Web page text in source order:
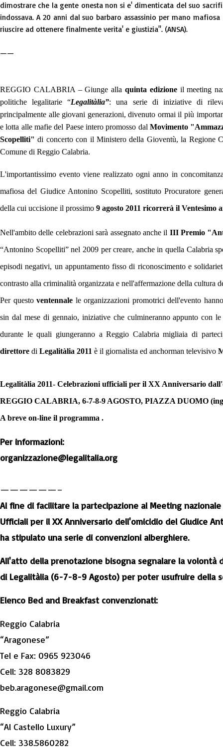
dimostrare che la gente onesta non si e' dimenticata del suo
indossava. A 20 anni dal suo barbaro assassinio per mano
riuscire ad ottenere finalmente verita' e giustizia''. (ANSA).
——
REGGIO CALABRIA – Giunge alla quinta edizioneil meeting
politiche legalitarie “Legalitàlia”: una serie di iniziative di
principalmente alle giovani generazioni,divenuto ormai il più
e lotta alle mafie del Paese intero promosso dalMovimento
Scopelliti" di concerto con il Ministero della Gioventù, la Regione
Comune di Reggio Calabria.
L'importantissimo evento viene realizzato ogni anno in
mafiosa del Giudice Antonino Scopelliti, sostituto Procuratore
della cui uccisione il prossimo 9 agosto 2011 ricorrerà il Ventesimo
Nell'ambito delle celebrazioni sarà assegnato anche il III Premio
“Antonino Scopelliti” nel 2009 per creare, anche in quella Calabria
episodi negativi, un appuntamento fisso di riconoscimento e
contrasto alla criminalità organizzata e nell'affermazione della cultura
Per questoventennale le organizzazioni promotrici dell'evento
sin dal mese di gennaio, iniziative che culmineranno appunto con
durante le quali giungeranno a Reggio Calabria migliaia di
direttore di Legalitàlia 2011 è il giornalista ed anchorman televisivo
Legalitàlia 2011- Celebrazioni ufficiali per il XX Anniversario
REGGIO CALABRIA, 6-7-8-9 AGOSTO, PIAZZA DUOMO
A breve on-line il programma .
Per informazioni:
organizzazione@legalitalia.org
——————–
Al fine di facilitare la partecipazione al Meeting
Ufficiali per il XX Anniversario dell'omicidio del Giudice
ha stipulato una serie di convenzioni alberghiere.
All'atto della prenotazione bisogna segnalare la volontà
di Legalitàlia (6-7-8-9 Agosto) per poter usufruire della
Elenco Bed and Breakfast convenzionati:
Reggio Calabria
“Aragonese”
Tel e Fax: 0965 923046
Cell: 328 8083829
beb.aragonese@gmail.com
Reggio Calabria
“Al Castello Luxury”
Cell: 338.5860282